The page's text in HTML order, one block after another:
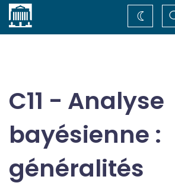
Accueil
de
C11 - Analyse
bayésienne :
généralités